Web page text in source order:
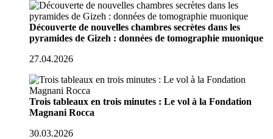
Découverte de nouvelles chambres secrètes dans les
pyramides de Gizeh : données de tomographie muonique
27.04.2026
Trois tableaux en trois minutes : Le vol à la Fondation
Magnani Rocca
30.03.2026